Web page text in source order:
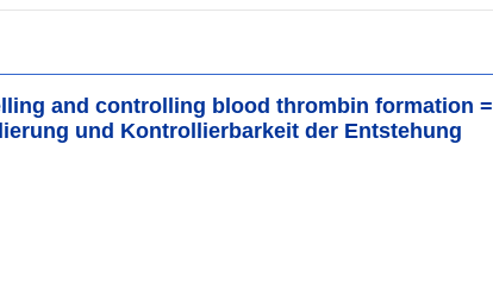
and controlling blood thrombin formation =
und Kontrollierbarkeit der Entstehung